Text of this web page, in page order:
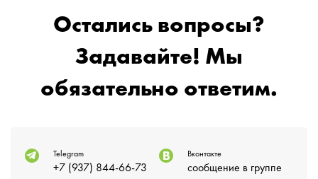
Остались вопросы?
Задавайте! Мы
обязательно ответим.
Telegram
+7 (937) 844-66-73
Вконтакте
сообщение в группе